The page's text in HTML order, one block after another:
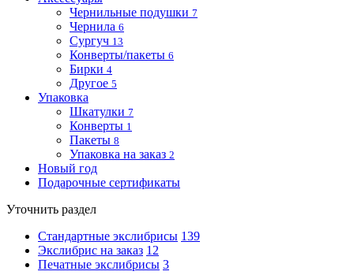
Чернильные подушки 7
Чернила 6
Сургуч 13
Конверты/пакеты 6
Бирки 4
Другое 5
Упаковка
Шкатулки 7
Конверты 1
Пакеты 8
Упаковка на заказ 2
Новый год
Подарочные сертификаты
Уточнить раздел
Стандартные экслибрисы 139
Экслибрис на заказ 12
Печатные экслибрисы 3